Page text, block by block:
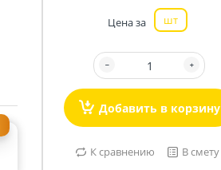
Цена за шт
Добавить в корзину
К сравнению В смету